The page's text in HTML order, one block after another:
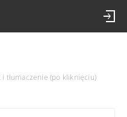
tłumaczenie (po kliknięciu)